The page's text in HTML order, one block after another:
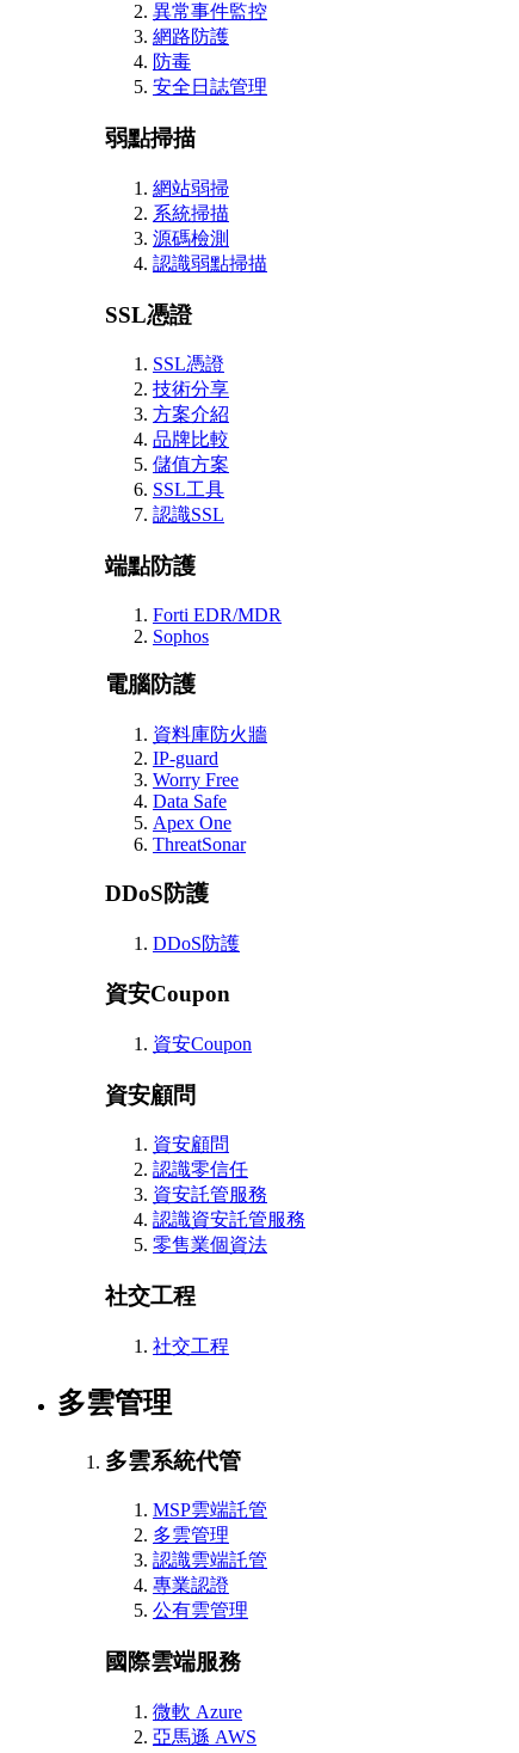
異常事件監控
網路防護
防毒
安全日誌管理
弱點掃描
網站弱掃
系統掃描
源碼檢測
認識弱點掃描
SSL憑證
SSL憑證
技術分享
方案介紹
品牌比較
儲值方案
SSL工具
認識SSL
端點防護
Forti EDR/MDR
Sophos
電腦防護
資料庫防火牆
IP-guard
Worry Free
Data Safe
Apex One
ThreatSonar
DDoS防護
DDoS防護
資安Coupon
資安Coupon
資安顧問
資安顧問
認識零信任
資安託管服務
認識資安託管服務
零售業個資法
社交工程
社交工程
多雲管理
多雲系統代管
MSP雲端託管
多雲管理
認識雲端託管
專業認證
公有雲管理
國際雲端服務
微軟 Azure
亞馬遜 AWS